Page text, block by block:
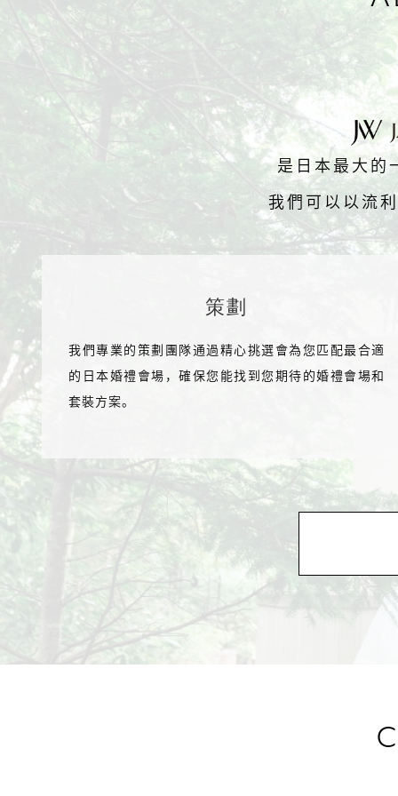
是日本最大的
我們可以以流
策劃
我們專業的策劃團隊通過精心挑選會為您匹配最合適
的日本婚禮會場，確保您能找到您期待的婚禮會場和
套裝方案。